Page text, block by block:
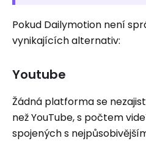
Pokud Dailymotion není
vynikajících alternativ:
Youtube
Žádná platforma se
než YouTube, s počtem
spojených s